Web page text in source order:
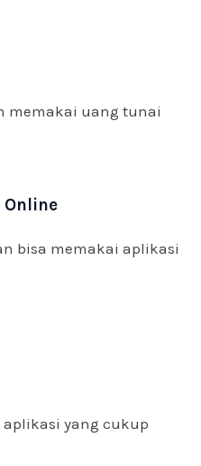
memakai uang tunai
bisa memakai aplikasi
aplikasi yang cukup